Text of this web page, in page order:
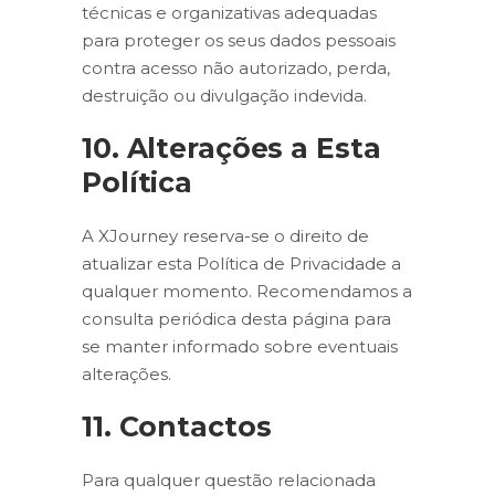
técnicas e organizativas adequadas
para proteger os seus dados pessoais
contra acesso não autorizado, perda,
destruição ou divulgação indevida.
10. Alterações a Esta
Política
A XJourney reserva-se o direito de
atualizar esta Política de Privacidade a
qualquer momento. Recomendamos a
consulta periódica desta página para
se manter informado sobre eventuais
alterações.
11. Contactos
Para qualquer questão relacionada